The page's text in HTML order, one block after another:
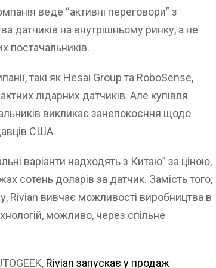
веде “активні переговори” з
датчиків на внутрішньому ринку, а не
постачальників.
такі як Hesai Group та RoboSense,
лідарних датчиків. Але купівля
викликає занепокоєння щодо
США.
варіанти надходять з Китаю” за ціною,
сотень доларів за датчик. Замість того,
Rivian вивчає можливості виробництва в
можливо, через спільне
Rivian запускає у продаж